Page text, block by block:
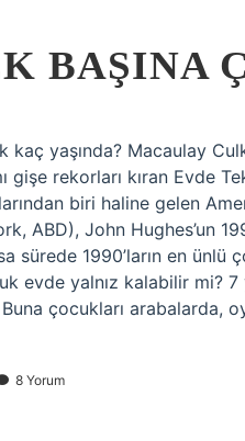
BAŞINA
kaç yaşında? Macaulay
gişe rekorları kıran Evde
biri haline gelen
ABD), John Hughes’un
sürede 1990’ların en
evde yalnız kalabilir mi?
Buna çocukları
8 Yorum